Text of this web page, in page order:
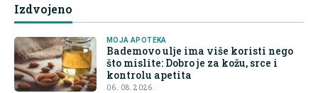
Izdvojeno
MOJA APOTEKA
Bademovo ulje ima više koristi nego
što mislite: Dobro je za kožu, srce i
kontrolu apetita
06. 08. 2026.